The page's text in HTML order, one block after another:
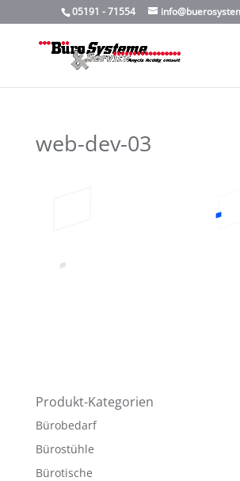
05191 - 71554
web-dev-03
Produkt-Kategorien
Bürobedarf
Bürostühle
Bürotische